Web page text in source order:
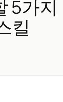
5가지
킬